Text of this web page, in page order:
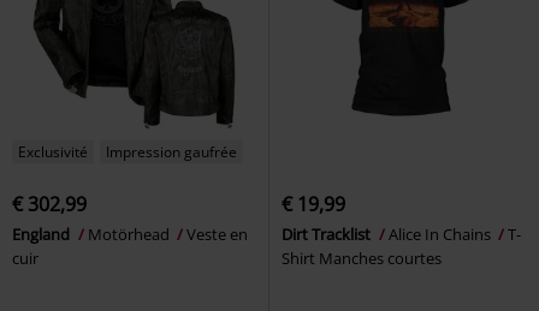
Exclusivité Impression gaufrée
€ 302,99
England Motörhead
Veste en
cuir
€ 19,99
Dirt Tracklist Alice In Chains
T-
Shirt Manches courtes